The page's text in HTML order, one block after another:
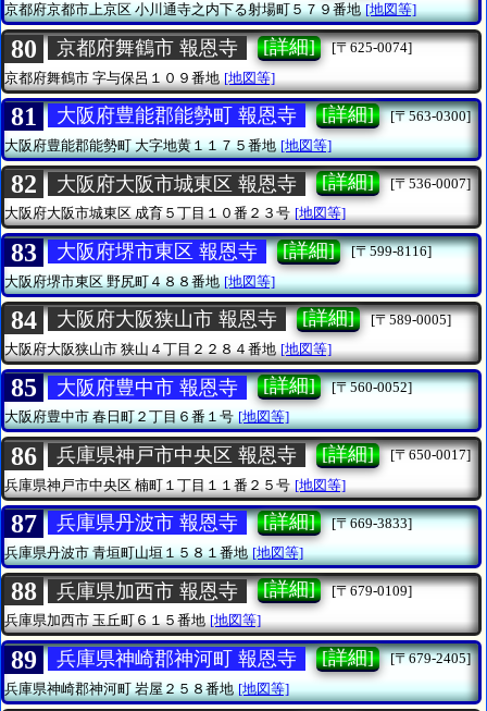
京都府京都市上京区小川通寺之内下る射場町５７９番地 [地図等]
80 京都府舞鶴市 報恩寺 [詳細]
[〒625-0074]
京都府舞鶴市 字与保呂１０９番地 [地図等]
81 大阪府豊能郡能勢町 報恩寺 [詳細]
[〒563-0300]
大阪府豊能郡能勢町大字地黄１１７５番地 [地図等]
82 大阪府大阪市城東区 報恩寺 [詳細]
[〒536-0007]
大阪府大阪市城東区成育５丁目１０番２３号 [地図等]
83 大阪府堺市東区 報恩寺 [詳細]
[〒599-8116]
大阪府堺市東区野尻町４８８番地 [地図等]
84 大阪府大阪狭山市 報恩寺 [詳細]
[〒589-0005]
大阪府大阪狭山市 狭山４丁目２２８４番地 [地図等]
85 大阪府豊中市 報恩寺 [詳細]
[〒560-0052]
大阪府豊中市春日町２丁目６番１号 [地図等]
86 兵庫県神戸市中央区 報恩寺 [詳細]
[〒650-0017]
兵庫県神戸市中央区 楠町１丁目１１番２５号 [地図等]
87 兵庫県丹波市 報恩寺 [詳細]
[〒669-3833]
兵庫県丹波市青垣町山垣１５８１番地 [地図等]
88 兵庫県加西市 報恩寺 [詳細]
[〒679-0109]
兵庫県加西市玉丘町６１５番地 [地図等]
89 兵庫県神崎郡神河町 報恩寺 [詳細]
[〒679-2405]
兵庫県神崎郡神河町岩屋２５８番地 [地図等]